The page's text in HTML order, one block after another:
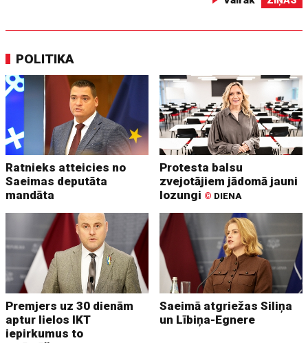
POLITIKA
Ratnieks atteicies no
Saeimas deputāta
mandāta
Protesta balsu
zvejotājiem jādomā jauni
lozungi © DIENA
Premjers uz 30 dienām
aptur lielos IKT
iepirkumus to
Saeimā atgriežas Siliņa
un Lībiņa-Egnere